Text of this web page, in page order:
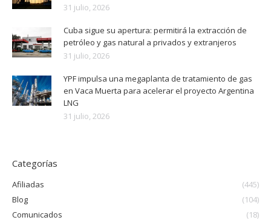
31 julio, 2026
Cuba sigue su apertura: permitirá la extracción de
petróleo y gas natural a privados y extranjeros
31 julio, 2026
YPF impulsa una megaplanta de tratamiento de gas
en Vaca Muerta para acelerar el proyecto Argentina
LNG
31 julio, 2026
Categorías
Afiliadas
(445)
Blog
(104)
Comunicados
(18)